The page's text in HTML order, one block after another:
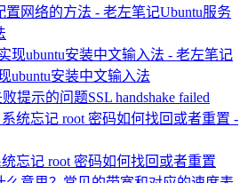
Ubuntu服务
ubuntu安装中文输入法
提示的问题SSL handshake failed
统忘记 root 密码如何找回或者重置